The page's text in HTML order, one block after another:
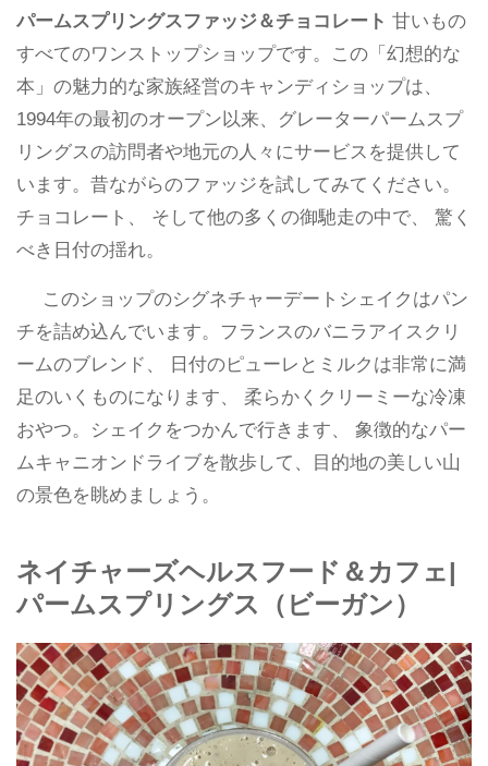
パームスプリングスファッジ＆チョコレート 甘いもの
すべてのワンストップショップです。この「幻想的な
本」の魅力的な家族経営のキャンディショップは、
1994年の最初のオープン以来、グレーターパームスプ
リングスの訪問者や地元の人々にサービスを提供して
います。昔ながらのファッジを試してみてください。
チョコレート、 そして他の多くの御馳走の中で、 驚く
べき日付の揺れ。
このショップのシグネチャーデートシェイクはパン
チを詰め込んでいます。フランスのバニラアイスクリ
ームのブレンド、 日付のピューレとミルクは非常に満
足のいくものになります、 柔らかくクリーミーな冷凍
おやつ。シェイクをつかんで行きます、 象徴的なパー
ムキャニオンドライブを散歩して、目的地の美しい山
の景色を眺めましょう。
ネイチャーズヘルスフード＆カフェ|
パームスプリングス（ビーガン）